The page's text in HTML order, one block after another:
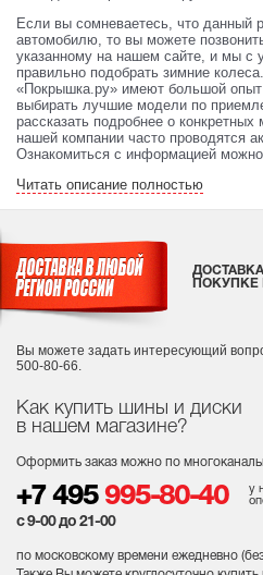
Если вы сомневаетесь, что данный
автомобилю, то вы можете
указанному на нашем сайте, и мы с
правильно подобрать зимние
«Покрышка.ру» имеют большой
выбирать лучшие модели по
рассказать подробнее о
нашей компании часто проводятся
Ознакомиться с информацией
Читать описание полностью
Как купить шины и диски
в нашем магазине?
Оформить заказ можно по
+7 495 995-80-40
у
с 9-00 до 21-00
по московскому времени ежедневно
ПОКУПКЕ
Вы можете задать интересующий
500-80-66.